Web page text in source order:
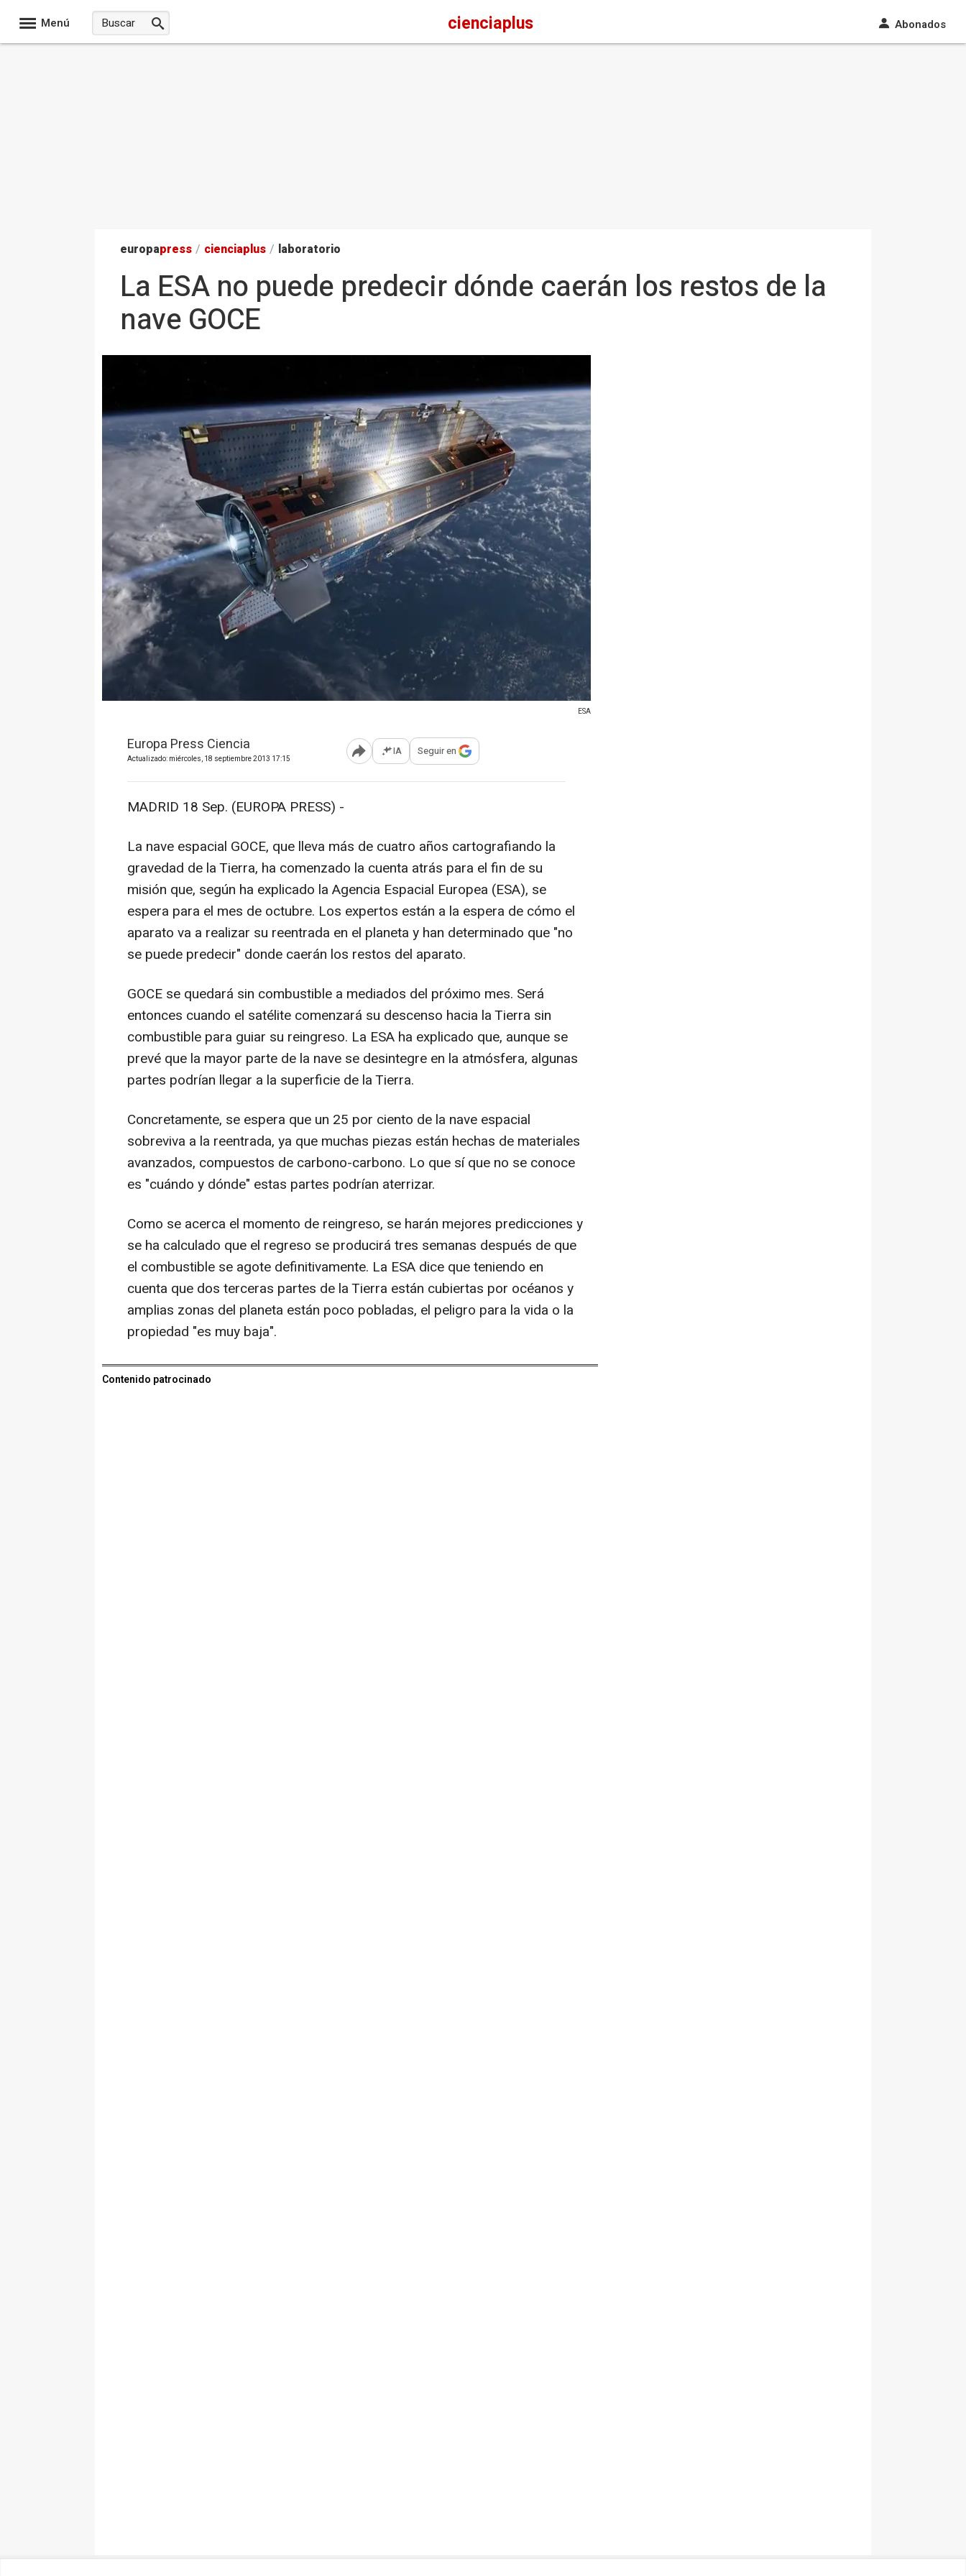
Menú cienciaplus Abonados
europapress / cienciaplus / laboratorio
La ESA no puede predecir dónde caerán los restos de la
nave GOCE
ESA
Europa Press Ciencia
Actualizado: miércoles, 18 septiembre 2013 17:15 Abrir opciones para compartir
IA Seguir en
MADRID 18 Sep. (EUROPA PRESS) -
La nave espacial GOCE, que lleva más de cuatro años cartografiando la
gravedad de la Tierra, ha comenzado la cuenta atrás para el fin de su
misión que, según ha explicado la Agencia Espacial Europea (ESA), se
espera para el mes de octubre. Los expertos están a la espera de cómo el
aparato va a realizar su reentrada en el planeta y han determinado que "no
se puede predecir" donde caerán los restos del aparato.
GOCE se quedará sin combustible a mediados del próximo mes. Será
entonces cuando el satélite comenzará su descenso hacia la Tierra sin
combustible para guiar su reingreso. La ESA ha explicado que, aunque se
prevé que la mayor parte de la nave se desintegre en la atmósfera, algunas
partes podrían llegar a la superficie de la Tierra.
Concretamente, se espera que un 25 por ciento de la nave espacial
sobreviva a la reentrada, ya que muchas piezas están hechas de materiales
avanzados, compuestos de carbono-carbono. Lo que sí que no se conoce
es "cuándo y dónde" estas partes podrían aterrizar.
Como se acerca el momento de reingreso, se harán mejores predicciones y
se ha calculado que el regreso se producirá tres semanas después de que
el combustible se agote definitivamente. La ESA dice que teniendo en
cuenta que dos terceras partes de la Tierra están cubiertas por océanos y
amplias zonas del planeta están poco pobladas, el peligro para la vida o la
propiedad "es muy baja".
Contenido patrocinado